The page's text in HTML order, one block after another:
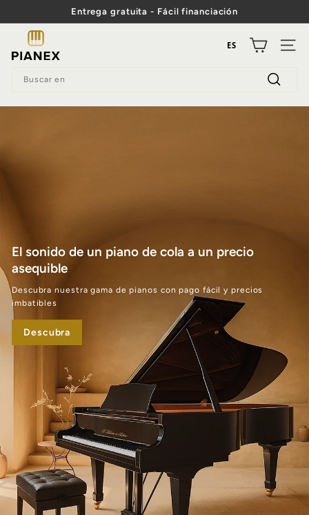
contenido
Pase
Entrega gratuita - Fácil financiación
i
n
ES
en
El sonido de un piano de cola a un precio
asequible
Descubra nuestra gama de pianos con pago fácil y precios
imbatibles
Descubra